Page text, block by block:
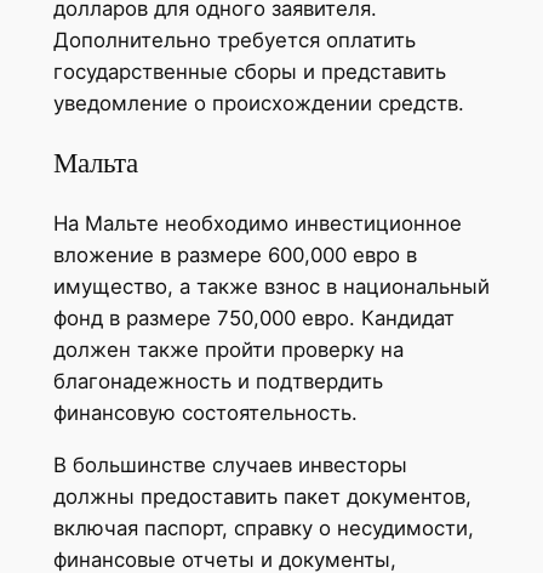
долларов для одного заявителя.
Дополнительно требуется оплатить
государственные сборы и представить
уведомление о происхождении средств.
Мальта
На Мальте необходимо инвестиционное
вложение в размере 600,000 евро в
имущество, а также взнос в национальный
фонд в размере 750,000 евро. Кандидат
должен также пройти проверку на
благонадежность и подтвердить
финансовую состоятельность.
В большинстве случаев инвесторы
должны предоставить пакет документов,
включая паспорт, справку о несудимости,
финансовые отчеты и документы,